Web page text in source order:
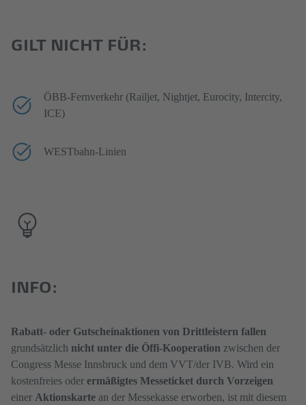
GILT NICHT FÜR:
ÖBB-Fernverkehr (Railjet, Nightjet, Eurocity, Intercity,
ICE)
WESTbahn-Linien
INFO:
Rabatt- oder Gutscheinaktionen von Drittleistern fallen
grundsätzlich nicht unter die Öffi-Kooperation zwischen der
Congress Messe Innsbruck und dem VVT/der IVB. Wird ein
kostenfreies oder ermäßigtes Messeticket durch Vorzeigen
einer Aktionskarte an der Messekasse erworben, ist mit diesem